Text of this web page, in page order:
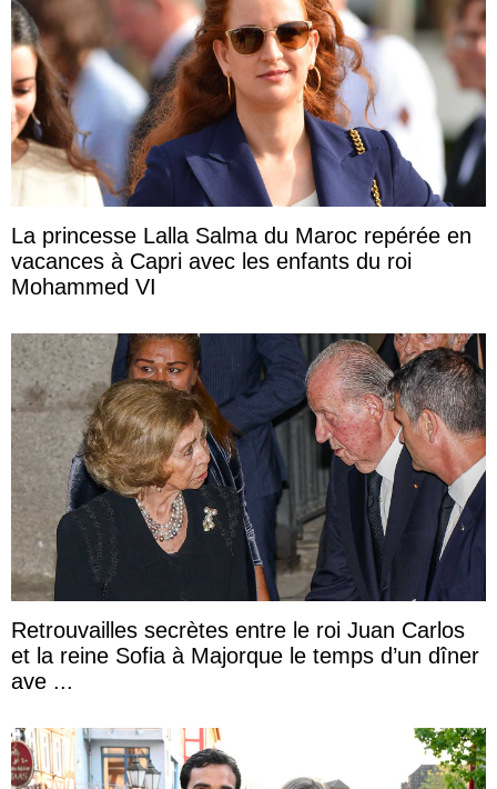
La princesse Lalla Salma du Maroc repérée en
vacances à Capri avec les enfants du roi
Mohammed VI
Retrouvailles secrètes entre le roi Juan Carlos
et la reine Sofia à Majorque le temps d’un dîner
ave ...